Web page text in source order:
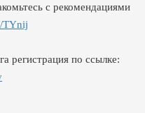
с рекомендациями
TYnij
регистрация по ссылке: